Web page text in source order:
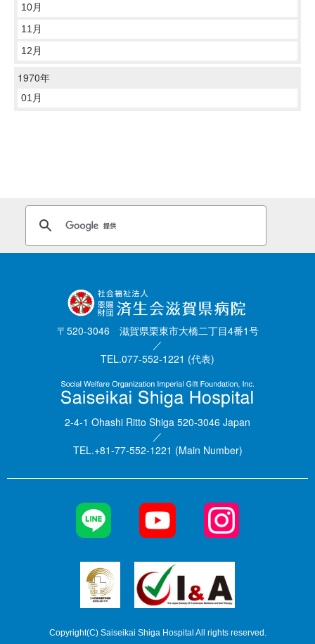
10月
11月
12月
1970年
01月
〒520-3046 滋賀県栗東市大橋二丁目4番1号
／
TEL.077-552-1221 (代表)
2-4-1 Ohashi Ritto Shiga 520-3046 Japan
／
TEL.+81-77-552-1221 (Main Number)
Copyright(C) Saiseikai Shiga Hospital All rights reserved.